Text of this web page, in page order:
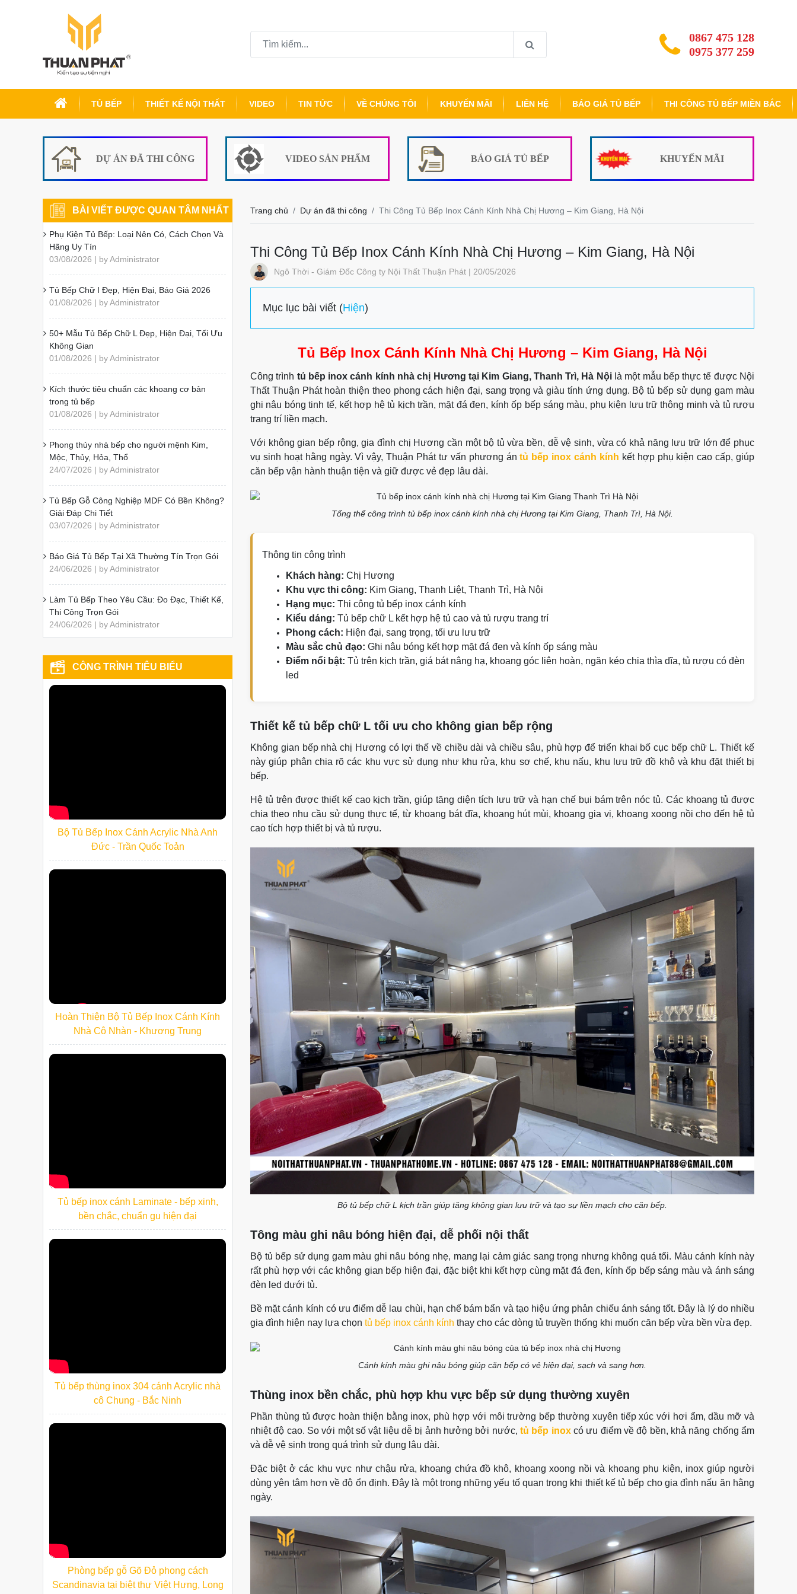
0867 475 128
0975 377 259
TỦ BẾP THIẾT KẾ NỘI THẤT VIDEO TIN TỨC VỀ CHÚNG TÔI KHUYẾN MÃI LIÊN HỆ BÁO GIÁ TỦ BẾP THI CÔNG TỦ BẾP MIỀN BẮC
DỰ ÁN ĐÃ THI CÔNG VIDEO SẢN PHẨM BÁO GIÁ TỦ BẾP KHUYẾN MÃI
Trang chủ Dự án đã thi công Thi Công Tủ Bếp Inox Cánh Kính Nhà Chị Hương – Kim Giang, Hà Nội
Thi Công Tủ Bếp Inox Cánh Kính Nhà Chị Hương – Kim Giang, Hà Nội
Ngô Thời - Giám Đốc Công ty Nội Thất Thuận Phát | 20/05/2026
Mục lục bài viết (Hiện)
Tủ Bếp Inox Cánh Kính Nhà Chị Hương – Kim Giang, Hà Nội
Công trình tủ bếp inox cánh kính nhà chị Hương tại Kim Giang, Thanh Trì, Hà Nộilà một mẫu bếp thực tế được Nội
Thất Thuận Phát hoàn thiện theo phong cách hiện đại, sang trọng và giàu tính ứng dụng. Bộ tủ bếp sử dụng gam màu
ghi nâu bóng tinh tế, kết hợp hệ tủ kịch trần, mặt đá đen, kính ốp bếp sáng màu, phụ kiện lưu trữ thông minh và tủ rượu
trang trí liền mạch.
Với không gian bếp rộng, gia đình chị Hương cần một bộ tủ vừa bền, dễ vệ sinh, vừa có khả năng lưu trữ lớn để phục
vụ sinh hoạt hằng ngày. Vì vậy, Thuận Phát tư vấn phương ántủ bếp inox cánh kính kết hợp phụ kiện cao cấp, giúp
căn bếp vận hành thuận tiện và giữ được vẻ đẹp lâu dài.
Tổng thể công trình tủ bếp inox cánh kính nhà chị Hương tại Kim Giang, Thanh Trì, Hà Nội.
Thông tin công trình
Khách hàng: Chị Hương
Khu vực thi công: Kim Giang, Thanh Liệt, Thanh Trì, Hà Nội
Hạng mục: Thi công tủ bếp inox cánh kính
Kiểu dáng: Tủ bếp chữ L kết hợp hệ tủ cao và tủ rượu trang trí
Phong cách: Hiện đại, sang trọng, tối ưu lưu trữ
Màu sắc chủ đạo: Ghi nâu bóng kết hợp mặt đá đen và kính ốp sáng màu
Điểm nổi bật: Tủ trên kịch trần, giá bát nâng hạ, khoang góc liên hoàn, ngăn kéo chia thìa dĩa, tủ rượu có đèn
led
Thiết kế tủ bếp chữ L tối ưu cho không gian bếp rộng
Không gian bếp nhà chị Hương có lợi thế về chiều dài và chiều sâu, phù hợp để triển khai bố cục bếp chữ L. Thiết kế
này giúp phân chia rõ các khu vực sử dụng như khu rửa, khu sơ chế, khu nấu, khu lưu trữ đồ khô và khu đặt thiết bị
bếp.
Hệ tủ trên được thiết kế cao kịch trần, giúp tăng diện tích lưu trữ và hạn chế bụi bám trên nóc tủ. Các khoang tủ được
chia theo nhu cầu sử dụng thực tế, từ khoang bát đĩa, khoang hút mùi, khoang gia vị, khoang xoong nồi cho đến hệ tủ
cao tích hợp thiết bị và tủ rượu.
Bộ tủ bếp chữ L kịch trần giúp tăng không gian lưu trữ và tạo sự liền mạch cho căn bếp.
Tông màu ghi nâu bóng hiện đại, dễ phối nội thất
Bộ tủ bếp sử dụng gam màu ghi nâu bóng nhẹ, mang lại cảm giác sang trọng nhưng không quá tối. Màu cánh kính này
rất phù hợp với các không gian bếp hiện đại, đặc biệt khi kết hợp cùng mặt đá đen, kính ốp bếp sáng màu và ánh sáng
đèn led dưới tủ.
Bề mặt cánh kính có ưu điểm dễ lau chùi, hạn chế bám bẩn và tạo hiệu ứng phản chiếu ánh sáng tốt. Đây là lý do nhiều
gia đình hiện nay lựa chọn tủ bếp inox cánh kính thay cho các dòng tủ truyền thống khi muốn căn bếp vừa bền vừa đẹp.
Cánh kính màu ghi nâu bóng giúp căn bếp có vẻ hiện đại, sạch và sang hơn.
Thùng inox bền chắc, phù hợp khu vực bếp sử dụng thường xuyên
Phần thùng tủ được hoàn thiện bằng inox, phù hợp với môi trường bếp thường xuyên tiếp xúc với hơi ẩm, dầu mỡ và
nhiệt độ cao. So với một số vật liệu dễ bị ảnh hưởng bởi nước, tủ bếp inoxcó ưu điểm về độ bền, khả năng chống ẩm
và dễ vệ sinh trong quá trình sử dụng lâu dài.
Đặc biệt ở các khu vực như chậu rửa, khoang chứa đồ khô, khoang xoong nồi và khoang phụ kiện, inox giúp người
dùng yên tâm hơn về độ ổn định. Đây là một trong những yếu tố quan trọng khi thiết kế tủ bếp cho gia đình nấu ăn hằng
ngày.
BÀI VIẾT ĐƯỢC QUAN TÂM NHẤT
Phụ Kiện Tủ Bếp: Loại Nên Có, Cách Chọn Và
Hãng Uy Tín
03/08/2026 | by Administrator
Tủ Bếp Chữ I Đẹp, Hiện Đại, Báo Giá 2026
01/08/2026 | by Administrator
50+ Mẫu Tủ Bếp Chữ L Đẹp, Hiện Đại, Tối Ưu
Không Gian
01/08/2026 | by Administrator
Kích thước tiêu chuẩn các khoang cơ bản
trong tủ bếp
01/08/2026 | by Administrator
Phong thủy nhà bếp cho người mệnh Kim,
Mộc, Thủy, Hỏa, Thổ
24/07/2026 | by Administrator
Tủ Bếp Gỗ Công Nghiệp MDF Có Bền Không?
Giải Đáp Chi Tiết
03/07/2026 | by Administrator
Báo Giá Tủ Bếp Tại Xã Thường Tín Trọn Gói
24/06/2026 | by Administrator
Làm Tủ Bếp Theo Yêu Cầu: Đo Đạc, Thiết Kế,
Thi Công Trọn Gói
24/06/2026 | by Administrator
CÔNG TRÌNH TIÊU BIỂU
Bộ Tủ Bếp Inox Cánh Acrylic Nhà Anh
Đức - Trần Quốc Toản
Hoàn Thiện Bộ Tủ Bếp Inox Cánh Kính
Nhà Cô Nhàn - Khương Trung
Tủ bếp inox cánh Laminate - bếp xinh,
bền chắc, chuẩn gu hiện đại
Tủ bếp thùng inox 304 cánh Acrylic nhà
cô Chung - Bắc Ninh
Phòng bếp gỗ Gõ Đỏ phong cách
Scandinavia tại biệt thự Việt Hưng, Long